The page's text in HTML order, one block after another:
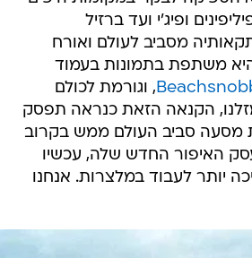
ופיג'י ועד ברזיל
מסביב לעולם ואורח
משתפת בתמונות בעמוד
, וגורמת לכולם
הקנאה הזאת כנראה תפסק
מסעה סביב העולם ממש בקרוב
האיפור החדש שלה, עכשיו
יותר לעבוד במלצרות. אנחנו